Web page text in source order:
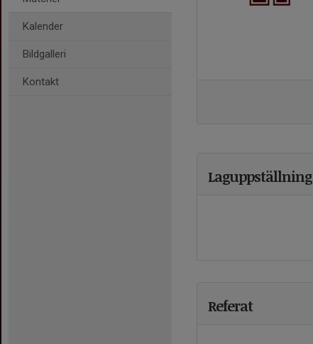
Kalender
Bildgalleri
Kontakt
Laguppställning
Referat